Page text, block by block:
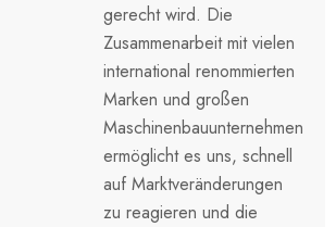
gerecht wird. Die
Zusammenarbeit mit vielen
international renommierten
Marken und großen
Maschinenbauunternehmen
ermöglicht es uns, schnell
auf Marktveränderungen
zu reagieren und die